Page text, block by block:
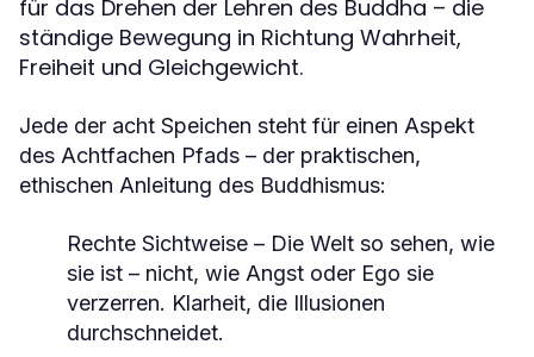
für das Drehen der Lehren des Buddha – die
ständige Bewegung in Richtung Wahrheit,
Freiheit und Gleichgewicht.
Jede der acht Speichen steht für einen Aspekt
des Achtfachen Pfads – der praktischen,
ethischen Anleitung des Buddhismus:
Rechte Sichtweise – Die Welt so sehen, wie
sie ist – nicht, wie Angst oder Ego sie
verzerren. Klarheit, die Illusionen
durchschneidet.